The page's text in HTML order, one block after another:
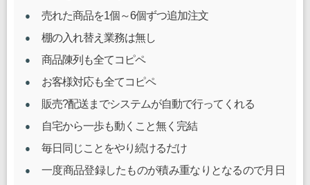
売れた商品を1個～6個ずつ追加注文
棚の入れ替え業務は無し
商品陳列も全てコピペ
お客様対応も全てコピペ
販売?配送までシステムが自動で行ってくれる
自宅から一歩も動くこと無く完結
毎日同じことをやり続けるだけ
一度商品登録したものが積み重なりとなるので月日